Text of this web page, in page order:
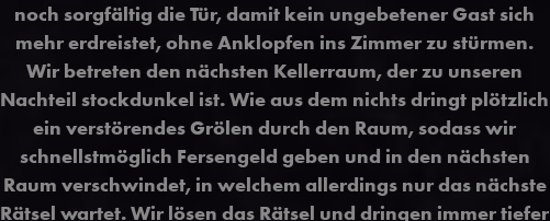
noch sorgfältig die Tür, damit kein ungebetener Gast sich
mehr erdreistet, ohne Anklopfen ins Zimmer zu stürmen.
Wir betreten den nächsten Kellerraum, der zu unseren
Nachteil stockdunkel ist. Wie aus dem nichts dringt plötzlich
ein verstörendes Grölen durch den Raum, sodass wir
schnellstmöglich Fersengeld geben und in den nächsten
Raum verschwindet, in welchem allerdings nur das nächste
Rätsel wartet. Wir lösen das Rätsel und dringen immer tiefer